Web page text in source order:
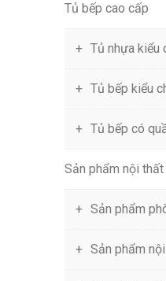
Tủ bếp cao cấp
Tủ nhựa kiểu
Tủ bếp kiểu
Tủ bếp có
Sản phẩm nội
Sản phẩm
Sản phẩm